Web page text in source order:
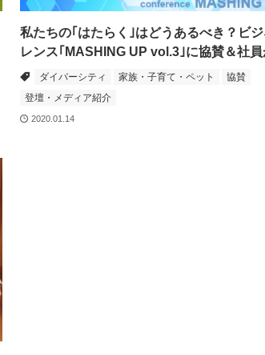
私たちの｢はたらく｣はどうあるべき？ビ
レンス｢MASHING UP vol.3｣に協賛＆社
ダイバーシティ 家族・子育て・ペット
協賛
登壇・メディア紹介
2020.01.14